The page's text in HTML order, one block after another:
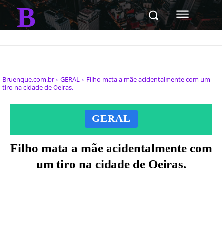
B
Bruenque.com.br GERAL
Filho mata a mãe acidentalmente com um
tiro na cidade de Oeiras.
GERAL
Filho mata a mãe acidentalmente com
um tiro na cidade de Oeiras.